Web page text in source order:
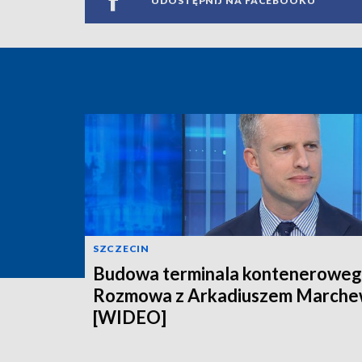
SZCZECIN
Budowa terminala
Rozmowa z Arkadiuszem
[WIDEO]